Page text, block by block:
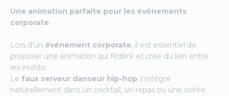
Une animation parfaite pour les événements
corporate
Lors d’un événement corporate, il est essentiel de
proposer une animation qui fédère et crée du lien entre
les invités.
Le faux serveur danseur hip-hop s’intègre
naturellement dans un cocktail, un repas ou une soirée